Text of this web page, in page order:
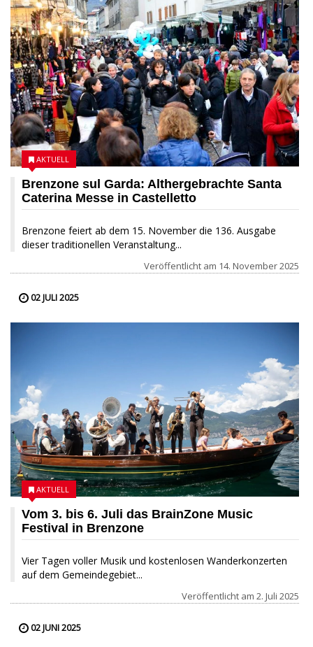
Brenzone sul Garda: Althergebrachte Santa
Caterina Messe in Castelletto
Brenzone feiert ab dem 15. November die 136. Ausgabe
dieser traditionellen Veranstaltung...
AKTUELL
Veröffentlicht am 14. November 2025
02 JULI 2025
Vom 3. bis 6. Juli das BrainZone Music
Festival in Brenzone
Vier Tagen voller Musik und kostenlosen Wanderkonzerten
auf dem Gemeindegebiet...
AKTUELL
Veröffentlicht am 2. Juli 2025
02 JUNI 2025